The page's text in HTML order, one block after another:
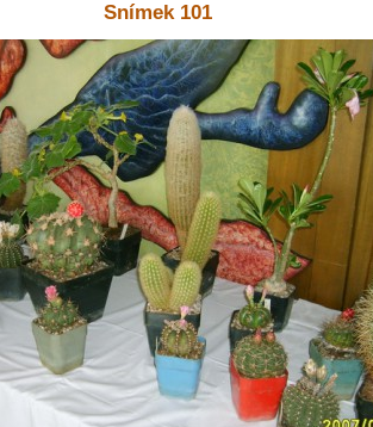
Snímek 101